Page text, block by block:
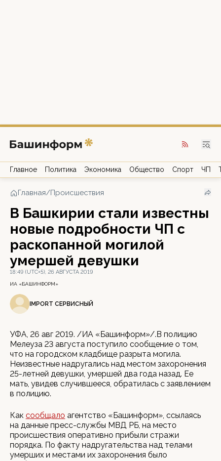
Главное Политика Экономика Общество Спорт ЧП
Главная/Происшествия
В Башкирии стали известны
новые подробности ЧП с
раскопанной могилой
умершей девушки
18:49 (UTC+5), 26 АВГУСТА 2019
ИА «БАШИНФОРМ»
IMPORT СЕРВИСНЫЙ
УФА, 26 авг 2019. /ИА «Башинформ»/.В полицию
Мелеуза 23 августа поступило сообщение о том,
что на городском кладбище разрыта могила.
Неизвестные надругались над местом захоронения
25-летней девушки, умершей два года назад. Ее
мать, увидев случившееся, обратилась с заявлением
в полицию.
Как сообщало агентство «Башинформ», ссылаясь
на данные пресс-службы МВД РБ, на место
происшествия оперативно прибыли стражи
порядка. По факту надругательства над телами
умерших и местами их захоронения было